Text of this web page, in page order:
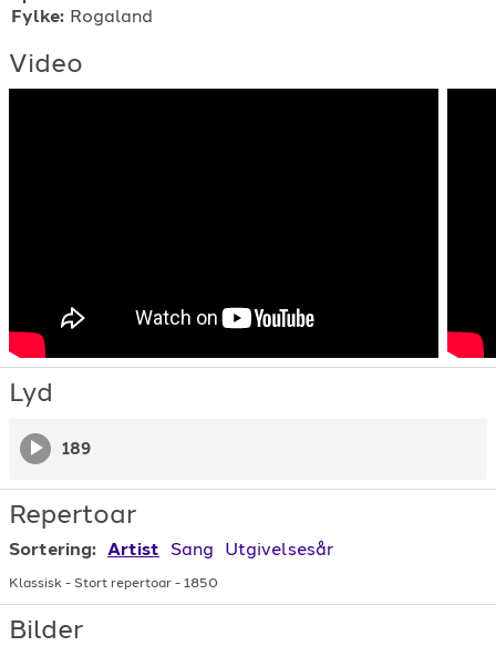
support@gigplanet.no
Fylke: Rogaland
Video
Lyd
189
Repertoar
Sortering: Artist Sang Utgivelsesår
Klassisk - Stort repertoar - 1850
Bilder